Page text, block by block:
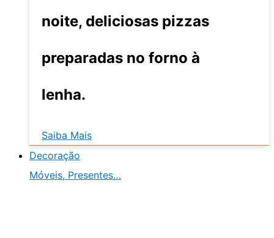
noite, deliciosas pizzas
preparadas no forno à
lenha.
Saiba Mais
Decoração
Móveis, Presentes…